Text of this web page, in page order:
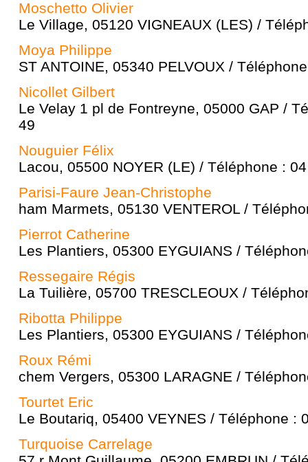
Moschetto Olivier
Le Village, 05120 VIGNEAUX (LES) /
Moya Philippe
ST ANTOINE, 05340 PELVOUX /
Nicollet Gilbert
Le Velay 1 pl de Fontreyne, 05000 GAP /
49
Nouguier Félix
Lacou, 05500 NOYER (LE) / Téléphone :
Parisi-Faure Jean-Christophe
ham Marmets, 05130 VENTEROL /
Pierrot Catherine
Les Plantiers, 05300 EYGUIANS /
Ressegaire Régis
La Tuilière, 05700 TRESCLEOUX /
Ribotta Philippe
Les Plantiers, 05300 EYGUIANS /
Roux Rémi
chem Vergers, 05300 LARAGNE /
Tourtet Eric
Le Boutariq, 05400 VEYNES / Téléphone :
Turquoise Carrelage